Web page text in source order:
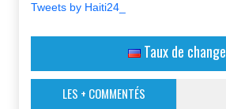
Tweets by Haiti24_
Taux de change
LES + COMMENTÉS